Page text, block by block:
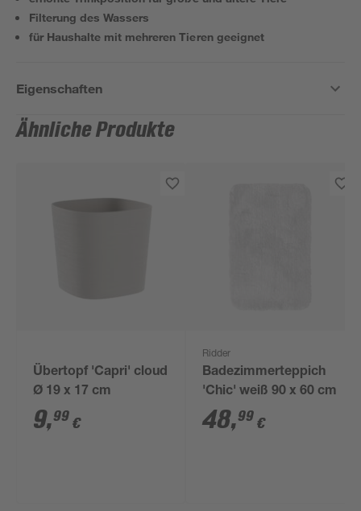
Filterung des Wassers
für Haushalte mit mehreren Tieren geeignet
Eigenschaften
Ähnliche Produkte
Übertopf 'Capri' cloud
Ø 19 x 17 cm
9,99 €
Ridder
Badezimmerteppich
'Chic' weiß 90 x 60 cm
48,99 €